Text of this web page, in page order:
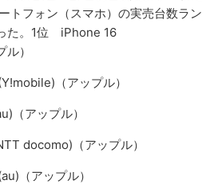
トフォン（スマホ）の実売台数ラン
た。1位 iPhone 16
）
（アップル）
（アップル）
docomo)（アップル）
（アップル）